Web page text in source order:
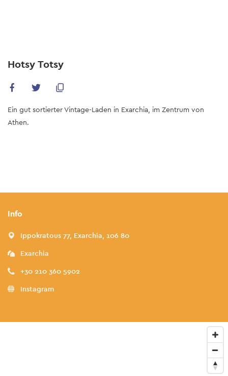
content
Hotsy Totsy
Ein gut sortierter Vintage-Laden in Exarchia, im Zentrum von
Athen.
Info
Ippokratous 77, Exarchia, 106 80
Exarchia
+30 210 360 5902
Instagram